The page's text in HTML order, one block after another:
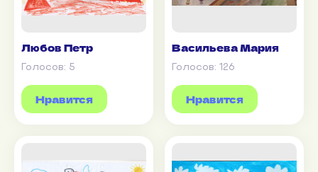
Любов Петр
Голосов: 5
Нравится
Васильева Мария
Голосов: 126
Нравится